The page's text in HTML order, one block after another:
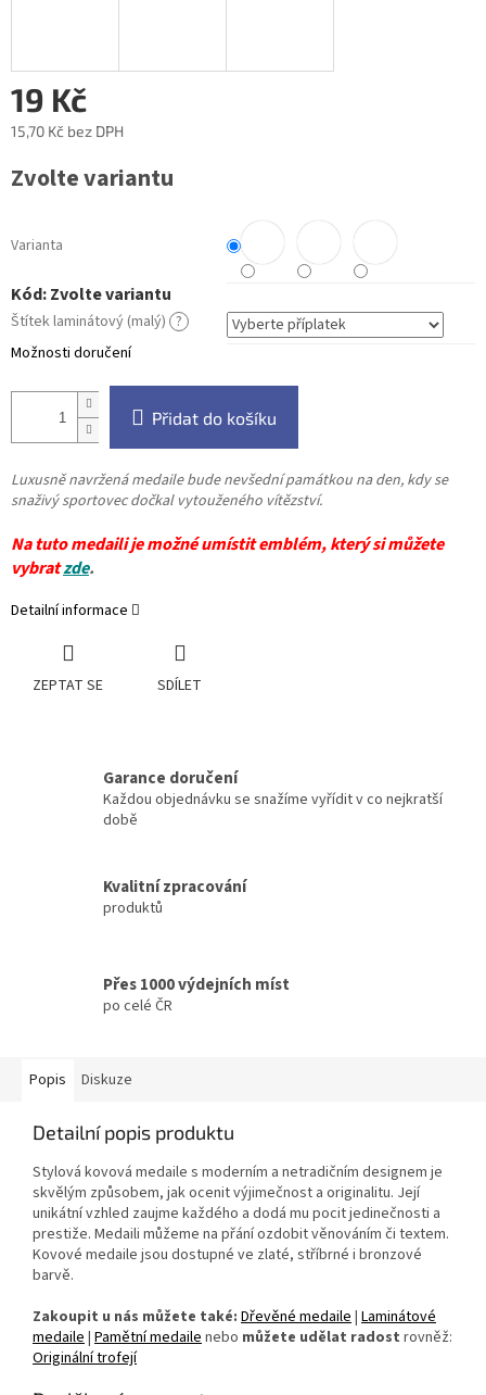
19 Kč
15,70 Kč bez DPH
cena:
Zvolte variantu
Varianta
Kód:Zvolte variantu
Štítek laminátový (malý) ?
Možnosti doručení
Přidat do košíku
Luxusně navržená medaile bude nevšední památkou na den, kdy se
snaživý sportovec dočkal vytouženého vítězství.
Na tuto medaili je možné umístit emblém, který si můžete
vybratzde.
Detailní informace
ZEPTAT SE SDÍLET
Garance doručení
Každou objednávku se snažíme vyřídit v co nejkratší
době
Kvalitní zpracování
produktů
Přes 1000 výdejních míst
po celé ČR
Popis Diskuze
Detailní popis produktu
Stylová kovová medaile s moderním a netradičním designem je
skvělým způsobem, jak ocenit výjimečnost a originalitu. Její
unikátní vzhled zaujme každého a dodá mu pocit jedinečnosti a
prestiže. Medaili můžeme na přání ozdobit věnováním či textem.
Kovové medaile jsou dostupné ve zlaté, stříbrné i bronzové
barvě.
Zakoupit u nás můžete také: Dřevěné medaile| Laminátové
medaile| Pamětní medailenebo můžete udělat radost rovněž:
Originální trofejí